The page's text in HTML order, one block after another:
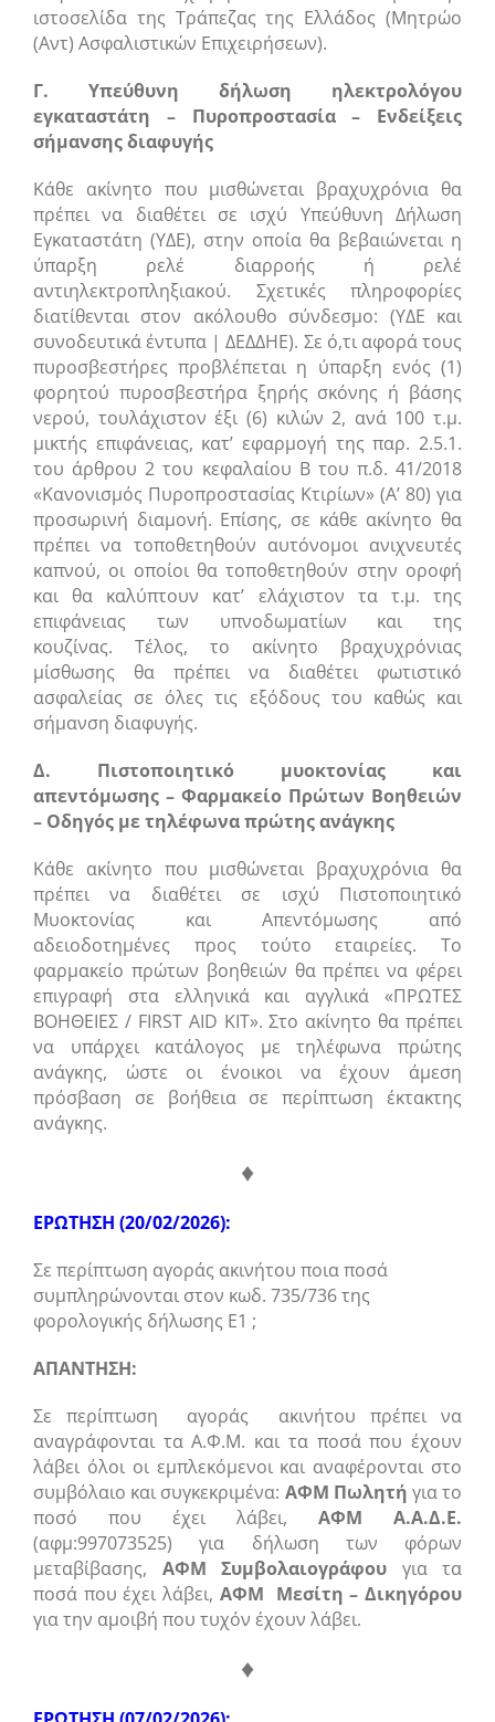
ιστοσελίδα της Τράπεζας της Ελλάδος (Μητρώο
(Αντ) Ασφαλιστικών Επιχειρήσεων).
Γ. Υπεύθυνη δήλωση ηλεκτρολόγου
εγκαταστάτη – Πυροπροστασία – Ενδείξεις
σήμανσης διαφυγής
Κάθε ακίνητο που μισθώνεται βραχυχρόνια θα
πρέπει να διαθέτει σε ισχύ Υπεύθυνη Δήλωση
Εγκαταστάτη (ΥΔΕ), στην οποία θα βεβαιώνεται η
ύπαρξη ρελέ διαρροής ή ρελέ
αντιηλεκτροπληξιακού. Σχετικές πληροφορίες
διατίθενται στον ακόλουθο σύνδεσμο: (ΥΔΕ και
συνοδευτικά έντυπα | ΔΕΔΔΗΕ). Σε ό,τι αφορά τους
πυροσβεστήρες προβλέπεται η ύπαρξη ενός (1)
φορητού πυροσβεστήρα ξηρής σκόνης ή βάσης
νερού, τουλάχιστον έξι (6) κιλών 2, ανά 100 τ.μ.
μικτής επιφάνειας, κατ’ εφαρμογή της παρ. 2.5.1.
του άρθρου 2 του κεφαλαίου Β του π.δ. 41/2018
«Κανονισμός Πυροπροστασίας Κτιρίων» (Α’ 80) για
προσωρινή διαμονή. Επίσης, σε κάθε ακίνητο θα
πρέπει να τοποθετηθούν αυτόνομοι ανιχνευτές
καπνού, οι οποίοι θα τοποθετηθούν στην οροφή
και θα καλύπτουν κατ’ ελάχιστον τα τ.μ. της
επιφάνειας των υπνοδωματίων και της
κουζίνας. Τέλος, το ακίνητο βραχυχρόνιας
μίσθωσης θα πρέπει να διαθέτει φωτιστικό
ασφαλείας σε όλες τις εξόδους του καθώς και
σήμανση διαφυγής.
Δ. Πιστοποιητικό μυοκτονίας και
απεντόμωσης – Φαρμακείο Πρώτων Βοηθειών
– Οδηγός με τηλέφωνα πρώτης ανάγκης
Κάθε ακίνητο που μισθώνεται βραχυχρόνια θα
πρέπει να διαθέτει σε ισχύ Πιστοποιητικό
Μυοκτονίας και Απεντόμωσης από
αδειοδοτημένες προς τούτο εταιρείες. Το
φαρμακείο πρώτων βοηθειών θα πρέπει να φέρει
επιγραφή στα ελληνικά και αγγλικά «ΠΡΩΤΕΣ
ΒΟΗΘΕΙΕΣ / FIRST AID KIT». Στο ακίνητο θα πρέπει
να υπάρχει κατάλογος με τηλέφωνα πρώτης
ανάγκης, ώστε οι ένοικοι να έχουν άμεση
πρόσβαση σε βοήθεια σε περίπτωση έκτακτης
ανάγκης.
♦
ΕΡΩΤΗΣΗ (20/02/2026):
Σε περίπτωση αγοράς ακινήτου ποια ποσά
συμπληρώνονται στον κωδ. 735/736 της
φορολογικής δήλωσης Ε1 ;
ΑΠΑΝΤΗΣΗ:
Σε περίπτωση αγοράς ακινήτου πρέπει να
αναγράφονται τα Α.Φ.Μ. και τα ποσά που έχουν
λάβει όλοι οι εμπλεκόμενοι και αναφέρονται στο
συμβόλαιο και συγκεκριμένα: ΑΦΜ Πωλητή για το
ποσό που έχει λάβει, ΑΦΜ Α.Α.Δ.Ε.
(αφμ:997073525) για δήλωση των φόρων
μεταβίβασης, ΑΦΜ Συμβολαιογράφου για τα
ποσά που έχει λάβει, ΑΦΜ Μεσίτη – Δικηγόρου
για την αμοιβή που τυχόν έχουν λάβει.
♦